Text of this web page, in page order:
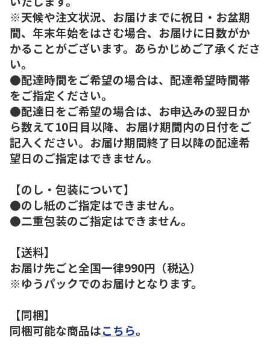
※天候や注文状況、お届けまでに祝日・お盆期
間、年末年始をはさむ場合、お届けに日数がか
かることがございます。あらかじめご了承くださ
い。
●配達時間をご希望の場合は、配達希望時間帯
をご指定ください。
●配達日をご希望の場合は、お申込みの翌日か
ら数えて10日目以降、お届け期間内の日付をご
記入ください。お届け期間終了日以降の配達希
望日のご指定はできません。
【のし・包装について】
●のし紙のご指定はできません。
●二重包装のご指定はできません。
【送料】
お届け先ごと全国一律990円（税込）
※ゆうパックでのお届けとなります。
【同梱】
同梱可能な商品はこちら。